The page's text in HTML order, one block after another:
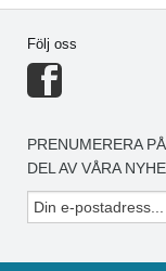
Följ oss
PRENUMERERA
DEL AV VÅRA